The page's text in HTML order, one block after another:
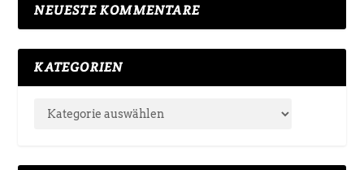
NEUESTE KOMMENTARE
KATEGORIEN